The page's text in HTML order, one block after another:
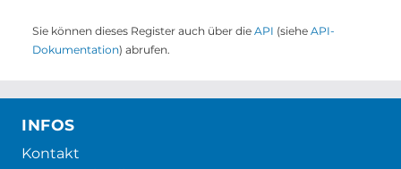
Sie können dieses Register auch über die API (siehe API-
Dokumentation) abrufen.
INFOS
Kontakt